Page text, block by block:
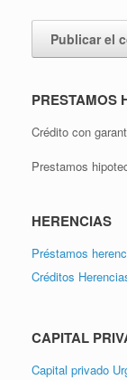
PRESTAMOS
Crédito con
Prestamos
HERENCIAS
Préstamos
Créditos
CAPITAL
Capital privado